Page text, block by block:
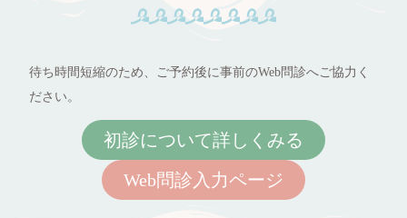
待ち時間短縮のため、ご予約後に事前のWeb問診へご協力く
ださい。
初診について詳しくみる
Web問診入力ページ